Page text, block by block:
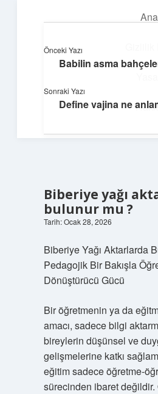
Teknoloji
Dijital dünyada keyifli
Biberiye yağı
bulunur mu ?
Tarih: Ocak 28, 2026
Biberiye Yağı Aktarlarda
Pedagojik Bir Bakışla
Dönüştürücü Gücü
Bir öğretmenin ya da
amacı, sadece bilgi
bireylerin düşünsel ve
gelişmelerine katkı
eğitim sadece öğretme-
sürecinden ibaret değildir.
Önceki Yazı
Babilin asma
Sonraki Yazı
Define vajina ne